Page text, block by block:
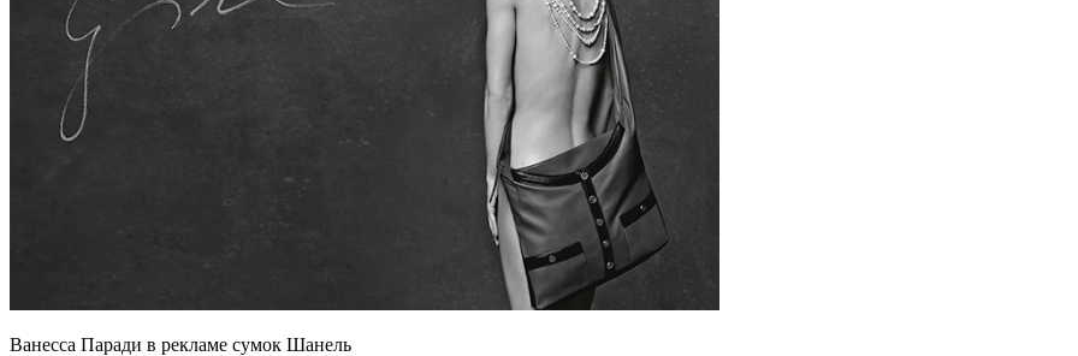
Ванесса Паради в рекламе сумок Шанель